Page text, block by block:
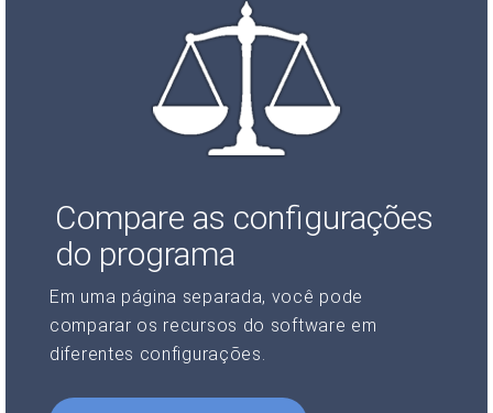
Compare as configurações
do programa
Em uma página separada, você pode
comparar os recursos do software em
diferentes configurações.